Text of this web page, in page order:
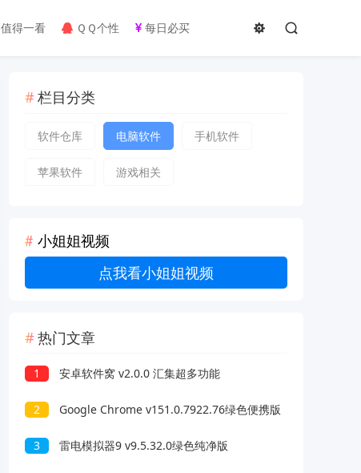
值得一看 ＱＱ个性 每日必买
栏目分类
软件仓库 电脑软件 手机软件
苹果软件 游戏相关
小姐姐视频
点我看小姐姐视频
热门文章
1 安卓软件窝 v2.0.0 汇集超多功能
2 Google Chrome v151.0.7922.76绿色便携版
3 雷电模拟器9 v9.5.32.0绿色纯净版